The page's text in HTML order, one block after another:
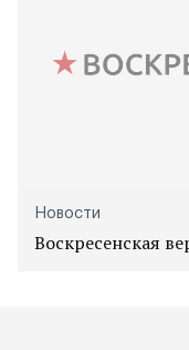
Новости
Воскресенская